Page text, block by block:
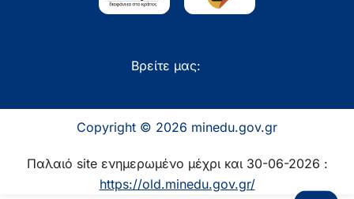
Βρείτε μας:
Copyright © 2026 minedu.gov.gr
Παλαιό site ενημερωμένο μέχρι και 30-06-2026 :
https://old.minedu.gov.gr/